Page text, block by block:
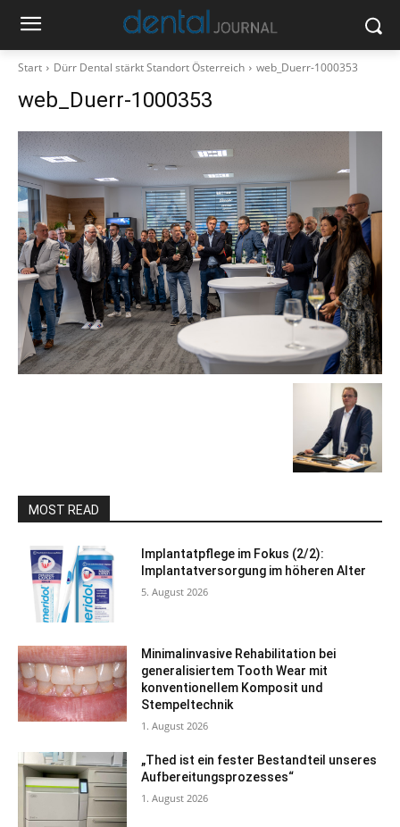
Start Dürr Dental stärkt Standort Österreich web_Duerr-1000353
web_Duerr-1000353
MOST READ
Implantatpflege im Fokus (2/2):
Implantatversorgung im höheren Alter
5. August 2026
Minimalinvasive Rehabilitation bei
generalisiertem Tooth Wear mit
konventionellem Komposit und
Stempeltechnik
1. August 2026
„Thed ist ein fester Bestandteil unseres
Aufbereitungsprozesses“
1. August 2026